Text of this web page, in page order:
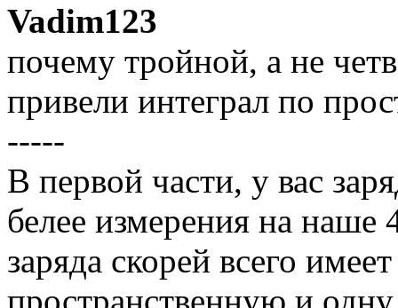
Vadim123
почему тройной, а не
привели интеграл по
-----
В первой части, у вас
белее измерения на наше
заряда скорей всего
пространственную и